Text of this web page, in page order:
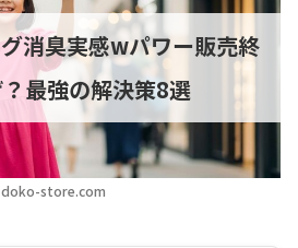
doko-store.com
グ消臭実感wパワー販売終
最強の解決策8選